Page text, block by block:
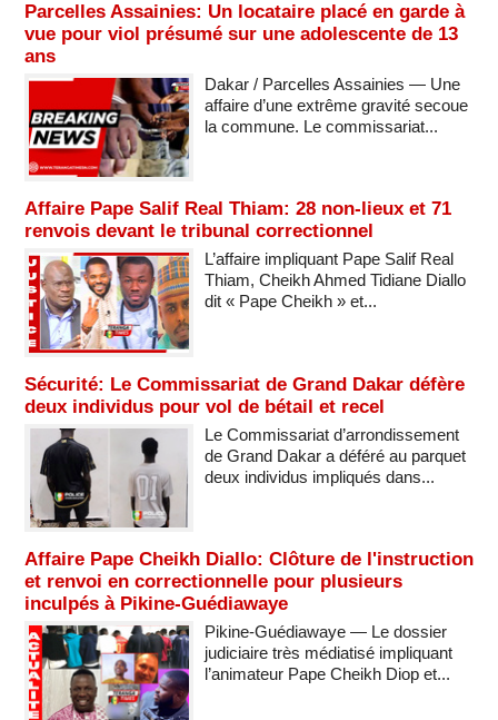
Parcelles Assainies: Un locataire placé en garde à
vue pour viol présumé sur une adolescente de 13
ans
Dakar / Parcelles Assainies — Une
affaire d’une extrême gravité secoue
la commune. Le commissariat...
Affaire Pape Salif Real Thiam: 28 non-lieux et 71
renvois devant le tribunal correctionnel
L’affaire impliquant Pape Salif Real
Thiam, Cheikh Ahmed Tidiane Diallo
dit « Pape Cheikh » et...
Sécurité: Le Commissariat de Grand Dakar défère
deux individus pour vol de bétail et recel
Le Commissariat d’arrondissement
de Grand Dakar a déféré au parquet
deux individus impliqués dans...
Affaire Pape Cheikh Diallo: Clôture de l'instruction
et renvoi en correctionnelle pour plusieurs
inculpés à Pikine-Guédiawaye
Pikine-Guédiawaye — Le dossier
judiciaire très médiatisé impliquant
l’animateur Pape Cheikh Diop et...